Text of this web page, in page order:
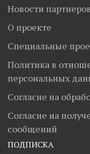
Новости
О проекте
Специальные
Политика в
персональных
Согласие на
Согласие на
сообщений
ПОДПИСКА